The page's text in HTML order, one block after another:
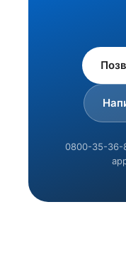
0800-35-36-